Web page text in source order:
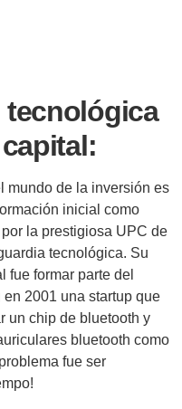
tecnológica
mundo de la inversión es
inicial como
la prestigiosa UPC de
tecnológica. Su
fue formar parte del
2001 una startup que
un chip de bluetooth y
bluetooth como
fue ser